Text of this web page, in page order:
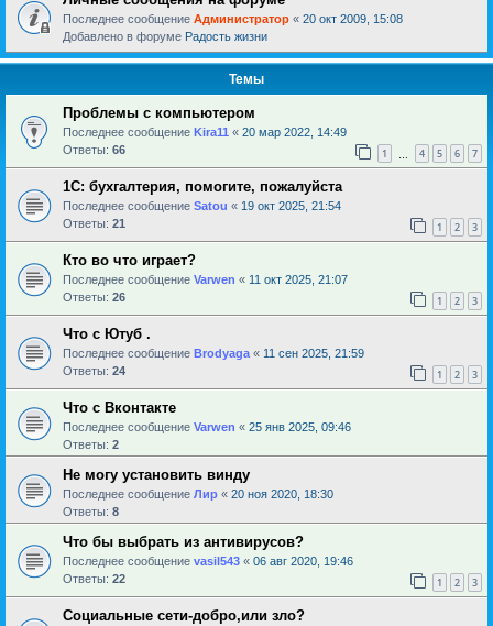
Последнее сообщение Администратор « 20 окт 2009, 15:08
Добавлено в форуме Радость жизни
Темы
Проблемы с компьютером
Последнее сообщение Kira11 « 20 мар 2022, 14:49
Ответы: 66 1 4 5 6 7
1С: бухгалтерия, помогите, пожалуйста
Последнее сообщение Satou « 19 окт 2025, 21:54
Ответы: 21 1 2 3
Кто во что играет?
Последнее сообщение Varwen « 11 окт 2025, 21:07
Ответы: 26 1 2 3
Что с Ютуб .
Последнее сообщение Brodyaga « 11 сен 2025, 21:59
Ответы: 24 1 2 3
Что с Вконтакте
Последнее сообщение Varwen « 25 янв 2025, 09:46
Ответы: 2
Не могу установить винду
Последнее сообщение Лир « 20 ноя 2020, 18:30
Ответы: 8
Что бы выбрать из антивирусов?
Последнее сообщение vasil543 « 06 авг 2020, 19:46
Ответы: 22 1 2 3
Социальные сети-добро,или зло?